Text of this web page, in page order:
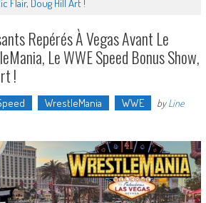
Flair, Doug Hill Art !
Repérés À Vegas Avant Le
Le WWE Speed Bonus Show,
!
WrestleMania WWE byLine